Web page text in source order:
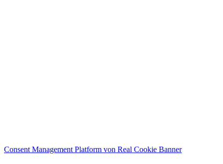
Consent Management Platform von Real Cookie Banner